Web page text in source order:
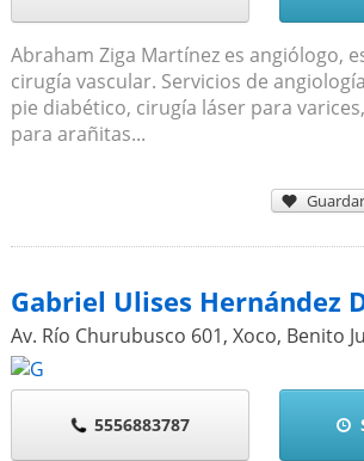
Abraham Ziga Martínez es angiólogo,
cirugía vascular. Servicios de
pie diabético, cirugía láser para
para arañitas...
Guardar
Gabriel Ulises Hernández
Av. Río Churubusco 601, Xoco, Benito
5556883787